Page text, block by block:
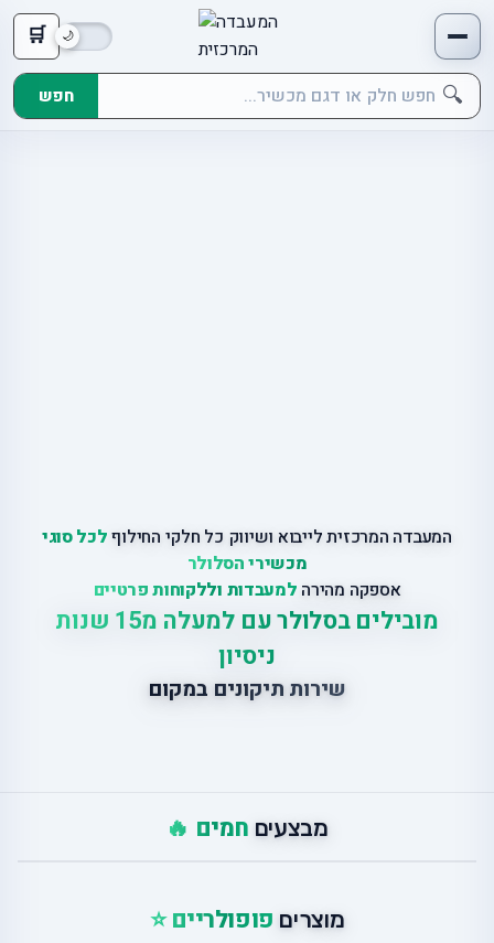
🛒
🔍 חפש
המעבדה המרכזית לייבוא ושיווק כל חלקי החילוףלכל סוגי
מכשירי הסלולר
אספקה מהירה למעבדות וללקוחות פרטיים
מובילים בסלולר עם למעלה מ15 שנות
ניסיון
שירות תיקונים במקום
מבצעים חמים 🔥
מוצרים פופולריים ⭐